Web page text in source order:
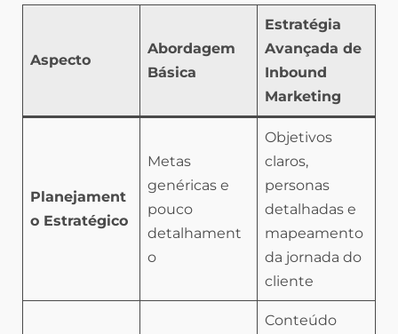
Aspecto
Abordagem
Básica
Estratégia
Avançada de
Inbound
Marketing
Planejament
o Estratégico
Metas
genéricas e
pouco
detalhament
o
Objetivos
claros,
personas
detalhadas e
mapeamento
da jornada do
cliente
Conteúdo